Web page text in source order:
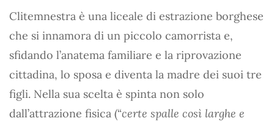
Clitemnestra è una liceale di estrazione borghese
che si innamora di un piccolo camorrista e,
sfidando l’anatema familiare e la riprovazione
cittadina, lo sposa e diventa la madre dei suoi tre
figli. Nella sua scelta è spinta non solo
dall’attrazione fisica (“certe spalle così larghe e